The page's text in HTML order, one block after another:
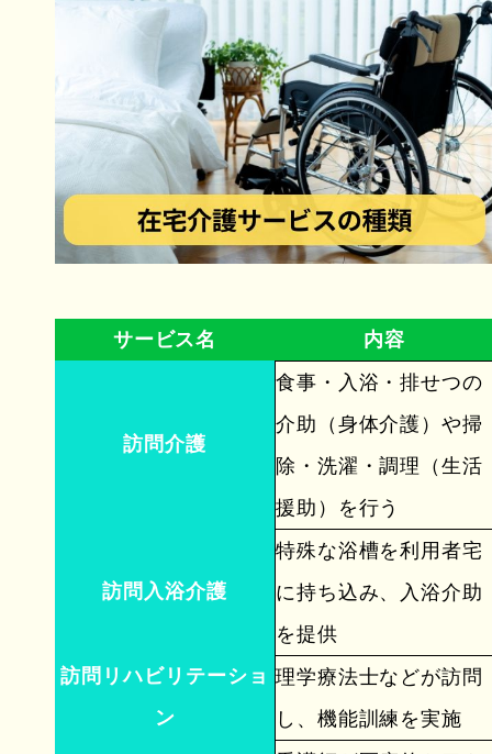
サービス名 内容
訪問介護
食事・入浴・排せつの
介助（身体介護）や掃
除・洗濯・調理（生活
援助）を行う
訪問入浴介護
特殊な浴槽を利用者宅
に持ち込み、入浴介助
を提供
訪問リハビリテーショ
ン
理学療法士などが訪問
し、機能訓練を実施